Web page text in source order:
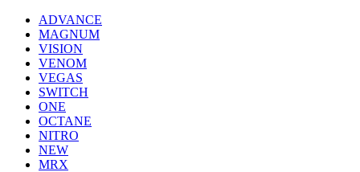
ADVANCE
MAGNUM
VISION
VENOM
VEGAS
SWITCH
ONE
OCTANE
NITRO
NEW
MRX